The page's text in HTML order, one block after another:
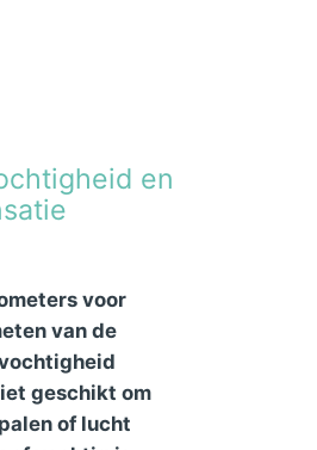
en
voor
van de
geschikt om
of lucht